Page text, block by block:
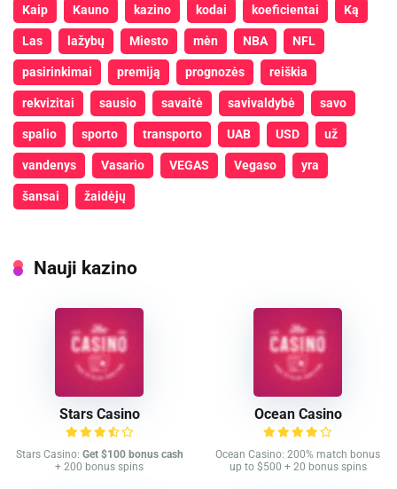
Kaip Kauno kazino kodai koeficientai Ką
Las lažybų Miesto mėn NBA NFL
pasirinkimai premiją prognozės reiškia
rekvizitai sausio savaitė savivaldybė savo
spalio sporto transporto UAB USD už
vandenys Vasario VEGAS Vegaso yra
šansai žaidėjų
Nauji kazino
Stars Casino
Stars Casino: Get $100 bonus cash
+ 200 bonus spins
Ocean Casino
Ocean Casino: 200% match bonus
up to $500 + 20 bonus spins